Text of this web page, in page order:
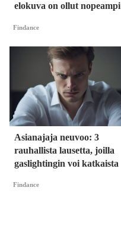
elokuva on ollut nopeampi
Findance
Asianajaja neuvoo: 3
rauhallista lausetta, joilla
gaslightingin voi katkaista
Findance